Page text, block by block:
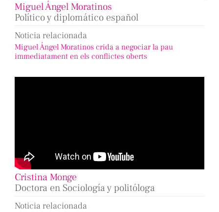
Miguel Ángel Moratinos
Político y diplomático español
Noticia relacionada
Miguel Ángel Moratinos crida a negociar la pau
immediatament en els conflictes oberts
Cristina Monge
Doctora en Sociología y politóloga
Noticia relacionada